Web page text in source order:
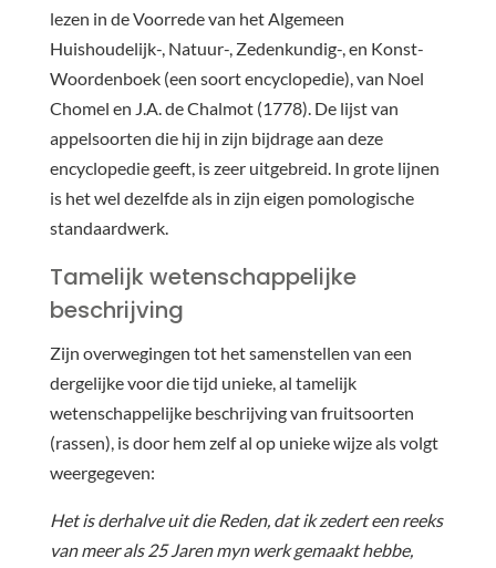
lezen in de Voorrede van het Algemeen
Huishoudelijk-, Natuur-, Zedenkundig-, en Konst-
Woordenboek (een soort encyclopedie), van Noel
Chomel en J.A. de Chalmot (1778). De lijst van
appelsoorten die hij in zijn bijdrage aan deze
encyclopedie geeft, is zeer uitgebreid. In grote lijnen
is het wel dezelfde als in zijn eigen pomologische
standaardwerk.
Tamelijk wetenschappelijke
beschrijving
Zijn overwegingen tot het samenstellen van een
dergelijke voor die tijd unieke, al tamelijk
wetenschappelijke beschrijving van fruitsoorten
(rassen), is door hem zelf al op unieke wijze als volgt
weergegeven:
Het is derhalve uit die Reden, dat ik zedert een reeks
van meer als 25 Jaren myn werk gemaakt hebbe,